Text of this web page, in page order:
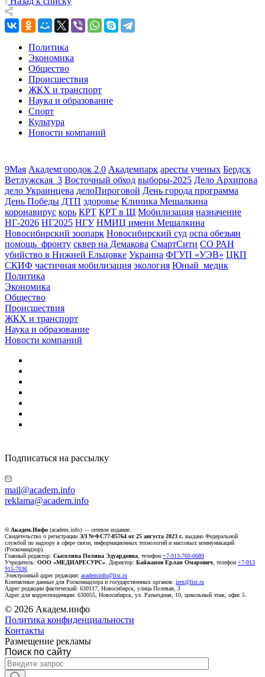
Политика
Экономика
Общество
Происшествия
ЖКХ и транспорт
Наука и образование
Спорт
Культура
Новости компаний
9Мая Академгородок 2.0 Академпарк аресты ученых Бердск
Ветлужская_3 Восточный обход выборы-2025 Дело Архипова
дело Украинцева делоПироговой День города программа
День Победы ДТП здоровье Клиника Мешалкина
коронавирус корь КРТ КРТ в Щ Мобилизация назначение
НГ-2026 НГ2025 НГУ НМИЦ имени Мешалкина
Новосибирский зоопарк Новосибирский суд оспа обезьян
помощь_фронту сквер на Демакова СмартСити СО РАН
убийство в Нижней Ельцовке Украина ФГУП «УЭВ» ЦКП
СКИФ частичная мобилизация экология Юный_медик
Политика
Экономика
Общество
Происшествия
ЖКХ и транспорт
Наука и образование
Новости компаний
Подписаться на рассылку
mail@academ.info
reklama@academ.info
© Академ.Инфо (academ.info) — сетевое издание.
Свидетельство о регистрации ЭЛ №ФС77-85764 от 25 августа 2023 г. выдано Федеральной
службой по надзору в сфере связи, информационных технологий и массовых коммуникаций
(Роскомнадзор).
Главный редактор: Сысолина Полина Эдуардовна , телефон +7-913-760-0689
Учредитель: ООО «МЕДИАРЕСУРС» . Директор: Байжанов Ерлан Омарович , телефон +7-913
915-7036
Электронный адрес редакции: academinfo@list.ru
Контактные данные для Роскомнадзора и государственных органов: irex@list.ru
Адрес редакции фактический: 630117, Новосибирск, улица Полевая, 3
Адрес для корреспонденции: 630055, Новосибирск, ул. Разъездная, 10, цокольный этаж, офис 5.
© 2026 Академ.инфо
Политика конфиденциальности
Контакты
Размещение рекламы
Поиск по сайту